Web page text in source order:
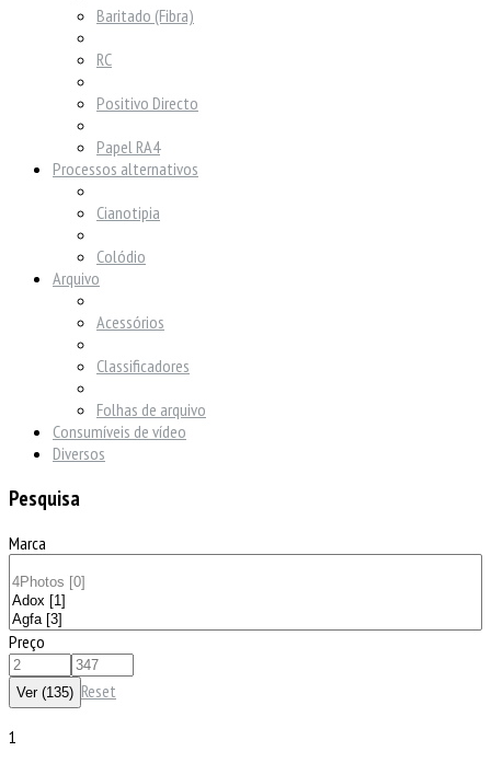
Baritado (Fibra)
RC
Positivo Directo
Papel RA4
Processos alternativos
Cianotipia
Colódio
Arquivo
Acessórios
Classificadores
Folhas de arquivo
Consumíveis de vídeo
Diversos
Pesquisa
Marca
Preço
Reset
1